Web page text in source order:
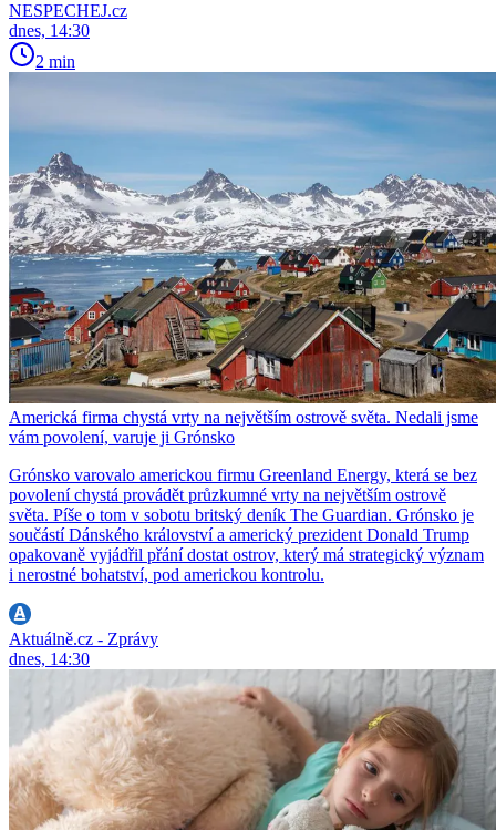
NESPECHEJ.cz
dnes, 14:30
2 min
Americká firma chystá vrty na největším ostrově světa. Nedali jsme
vám povolení, varuje ji Grónsko
Grónsko varovalo americkou firmu Greenland Energy, která se bez
povolení chystá provádět průzkumné vrty na největším ostrově
světa. Píše o tom v sobotu britský deník The Guardian. Grónsko je
součástí Dánského království a americký prezident Donald Trump
opakovaně vyjádřil přání dostat ostrov, který má strategický význam
i nerostné bohatství, pod americkou kontrolu.
Aktuálně.cz - Zprávy
dnes, 14:30